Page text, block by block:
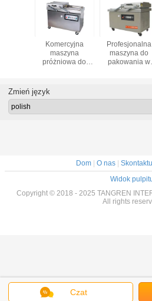
Komercyjna
maszyna
próżniowa do
próżniowa
maszyna do
żywności
Profesjonalna
maszyna do
pakowania w
żywności o
Czat
Zmień język
Dom| O nas|
Widok
Copyright © 2018 - 2025 TANGREN
All rights